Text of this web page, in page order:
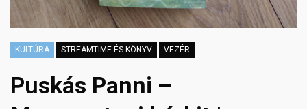
KULTÚRA STREAMTIME ÉS KÖNYV VEZÉR
Puskás Panni –